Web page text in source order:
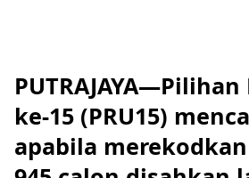
ke-15 (PRU15)
apabila